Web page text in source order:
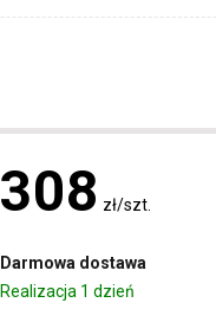
308 zł/szt.
Darmowa dostawa
Realizacja 1 dzień